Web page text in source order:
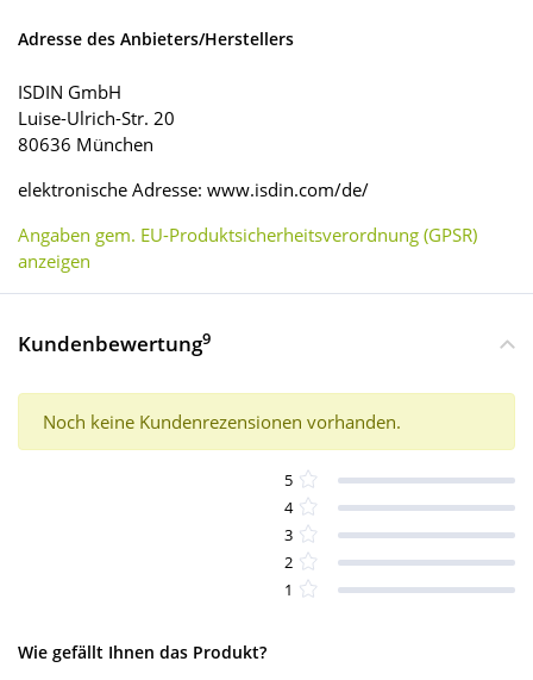
Adresse des Anbieters/Herstellers
ISDIN GmbH
Luise-Ulrich-Str. 20
80636 München
elektronische Adresse: www.isdin.com/de/
Angaben gem. EU-Produktsicherheitsverordnung (GPSR)
anzeigen
Kundenbewertung9
Noch keine Kundenrezensionen vorhanden.
5
4
3
2
1
Wie gefällt Ihnen das Produkt?